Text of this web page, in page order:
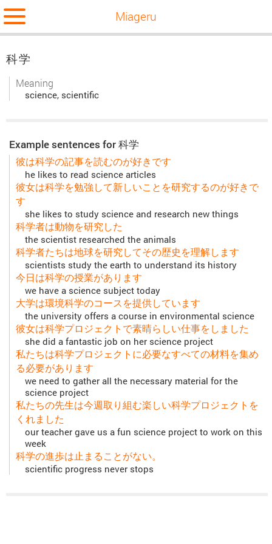
Miageru
科学
Meaning
science, scientific
Example sentences for 科学
彼は科学の記事を読むのが好きです
he likes to read science articles
彼女は科学を勉強して新しいことを研究するのが好きで
す
she likes to study science and research new things
科学者は動物を研究した
the scientist researched the animals
科学者たちは地球を研究してその歴史を理解します
scientists study the earth to understand its history
今日は科学の授業があります
we have a science subject today
大学は環境科学のコースを提供しています
the university offers a course in environmental science
彼女は科学プロジェクトで素晴らしい仕事をしました
she did a fantastic job on her science project
私たちは科学プロジェクトに必要なすべての材料を集め
る必要があります
we need to gather all the necessary material for the
science project
私たちの先生は今週取り組む楽しい科学プロジェクトを
くれました
our teacher gave us a fun science project to work on this
week
科学の進歩は止まることがない。
scientific progress never stops